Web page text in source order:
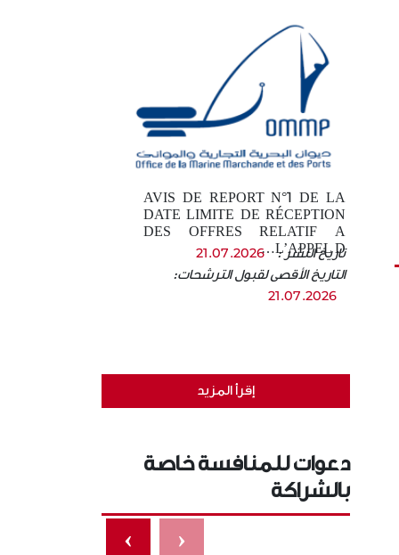
AVIS DE REPORT N°1 DE LA
DATE LIMITE DE RÉCEPTION
DES OFFRES RELATIF A
L’APPEL D…
تاريخ النشر : 21.07.2026
التاريخ الأقصى لقبول الترشحات:
21.07.2026
إقرأ المزيد
دعوات للمنافسة خاصة
بالشراكة
‹
›